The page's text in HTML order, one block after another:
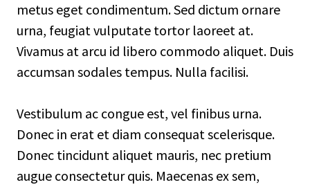
metus eget condimentum. Sed dictum ornare
urna, feugiat vulputate tortor laoreet at.
Vivamus at arcu id libero commodo aliquet. Duis
accumsan sodales tempus. Nulla facilisi.
Vestibulum ac congue est, vel finibus urna.
Donec in erat et diam consequat scelerisque.
Donec tincidunt aliquet mauris, nec pretium
augue consectetur quis. Maecenas ex sem,